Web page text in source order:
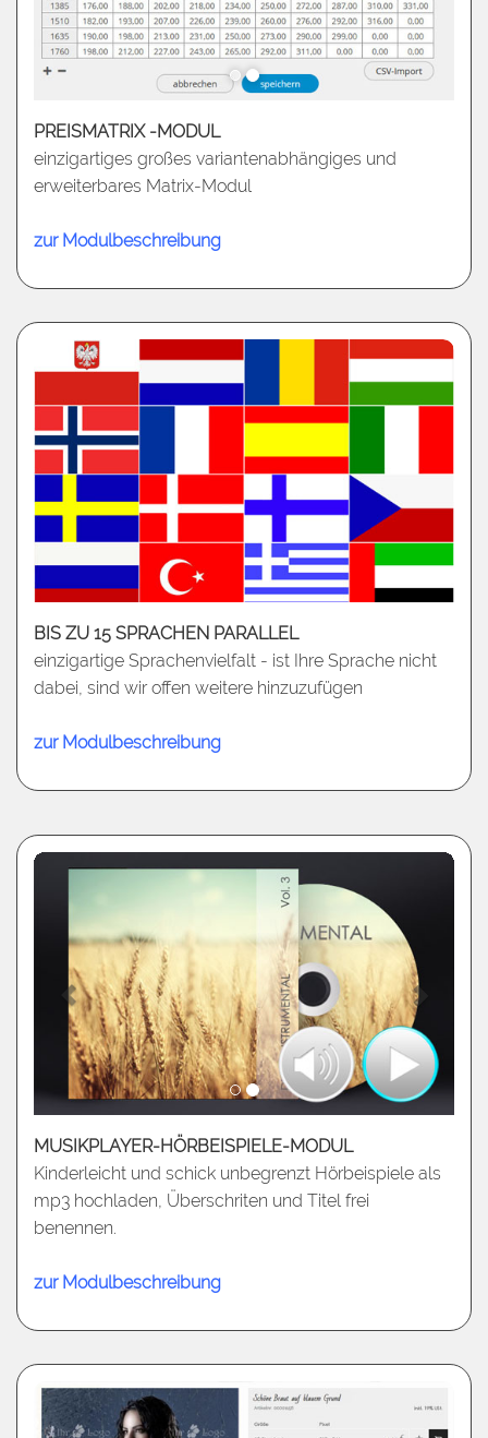
PREISMATRIX -MODUL
einzigartiges großes variantenabhängiges und
erweiterbares Matrix-Modul
zur Modulbeschreibung
BIS ZU 15 SPRACHEN PARALLEL
einzigartige Sprachenvielfalt - ist Ihre Sprache nicht
dabei, sind wir offen weitere hinzuzufügen
zur Modulbeschreibung
MUSIKPLAYER-HÖRBEISPIELE-MODUL
Kinderleicht und schick unbegrenzt Hörbeispiele als
mp3 hochladen, Überschriten und Titel frei
benennen.
zur Modulbeschreibung